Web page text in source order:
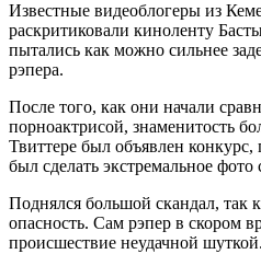
Известные видеоблогеры из
раскритиковали киноленту
пытались как можно сильнее
рэпера.
После того, как они начали
порноактрисой, знаменитость
Твиттере был объявлен конкурс,
был сделать экстремальное фото
Поднялся большой скандал, так
опасность. Сам рэпер в скором
происшествие неудачной шуткой.